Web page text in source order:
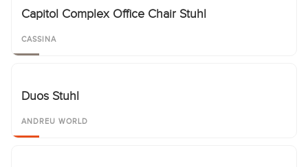
Capitol Complex Office Chair Stuhl
CASSINA
Duos Stuhl
ANDREU WORLD